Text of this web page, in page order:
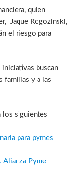
quien
Jaque Rogozinski,
el riesgo para
buscan
familias y a las
los siguientes
para pymes
Alianza Pyme